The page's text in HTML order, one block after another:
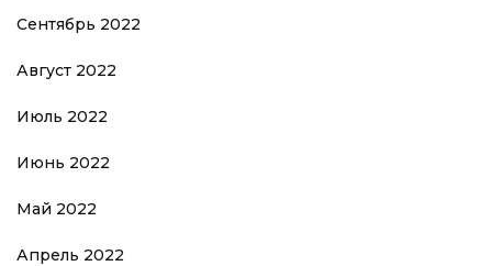
Сентябрь 2022
Август 2022
Июль 2022
Июнь 2022
Май 2022
Апрель 2022